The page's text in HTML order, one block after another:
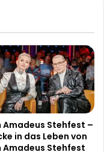
Amadeus Stehfest –
in das Leben von
Amadeus Stehfest